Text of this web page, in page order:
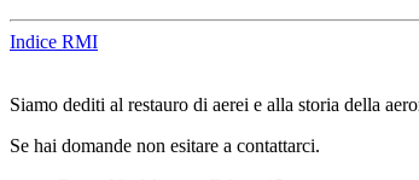
Indice RMI
Siamo dediti al restauro di aerei e alla storia della
Se hai domande non esitare a contattarci.